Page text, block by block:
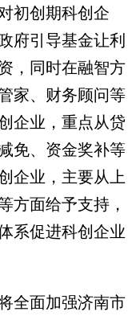
初创期科创企
府引导基金让利
，同时在融智方
家、财务顾问等
企业，重点从贷
免、资金奖补等
企业，主要从上
方面给予支持，
系促进科创企业
面加强济南市